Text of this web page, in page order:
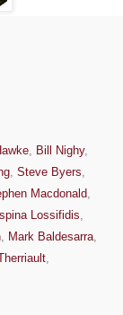
Bill Nighy,
Steve Byers
Macdonald
Lossifidis
Mark Baldesarra